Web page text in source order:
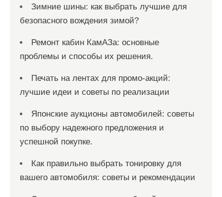
Зимние шины: как выбрать лучшие для
безопасного вождения зимой?
Ремонт кабин КамАЗа: основные
проблемы и способы их решения.
Печать на лентах для промо-акций:
лучшие идеи и советы по реализации
Японские аукционы автомобилей: советы
по выбору надежного предложения и
успешной покупке.
Как правильно выбрать тонировку для
вашего автомобиля: советы и рекомендации